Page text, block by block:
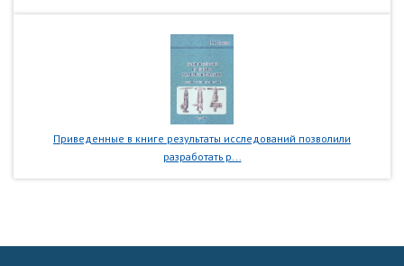
Приведенные в книге результаты исследований позволили
разработать р...